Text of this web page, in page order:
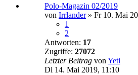
Polo-Magazin 02/2019
von Irrlander» Fr 10. Mai
1
2
Antworten: 17
Zugriffe: 27072
Letzter Beitrag von Yeti
Di 14. Mai 2019, 11:10